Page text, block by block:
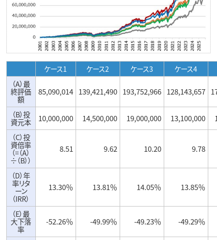
ケース1 ケース2 ケース3
ケース4
（A）最
終評価
額
85,090,014 139,421,490 193,752,966 128,143,657
（B）投
資元本 10,000,000 14,500,000 19,000,000 13,100,000
（C）投
資倍率
（=（A）
÷（B））
8.51 9.62 10.20 9.78
（D）年
率リタ
ーン
（IRR）
13.30％ 13.81％ 14.05％ 13.85％
（E）最
大下落
率
-52.26％ -49.99％ -49.23％ -49.29％